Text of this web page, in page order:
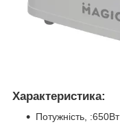
Характеристика:
Потужність, :650Вт